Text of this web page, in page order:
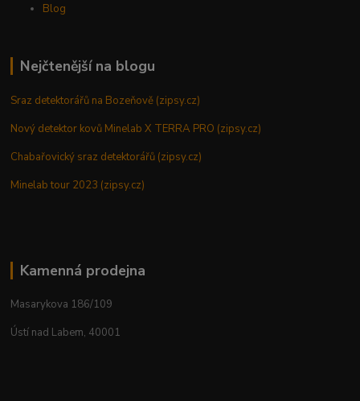
Blog
Nejčtenější na blogu
Sraz detektorářů na Bozeňově (zipsy.cz)
Nový detektor kovů Minelab X TERRA PRO (zipsy.cz)
Chabařovický sraz detektorářů (zipsy.cz)
Minelab tour 2023 (zipsy.cz)
Kamenná prodejna
Masarykova 186/109
Ústí nad Labem, 40001